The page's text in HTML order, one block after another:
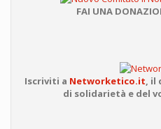
FAI UNA
Iscriviti a Networketico.it, il
di solidarietà e del